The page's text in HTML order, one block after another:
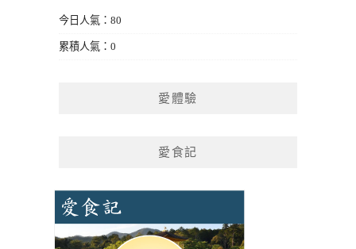
今日人氣：80
累積人氣：0
愛體驗
愛食記